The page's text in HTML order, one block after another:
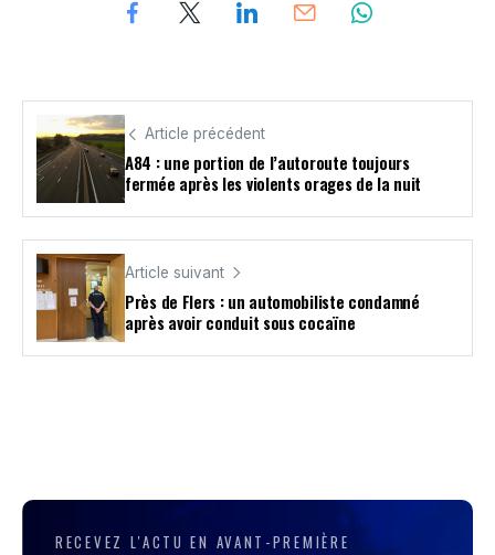
Article précédent
A84 : une portion de l’autoroute toujours
fermée après les violents orages de la nuit
Article suivant
Près de Flers : un automobiliste condamné
après avoir conduit sous cocaïne
RECEVEZ L'ACTU EN AVANT-PREMIÈRE